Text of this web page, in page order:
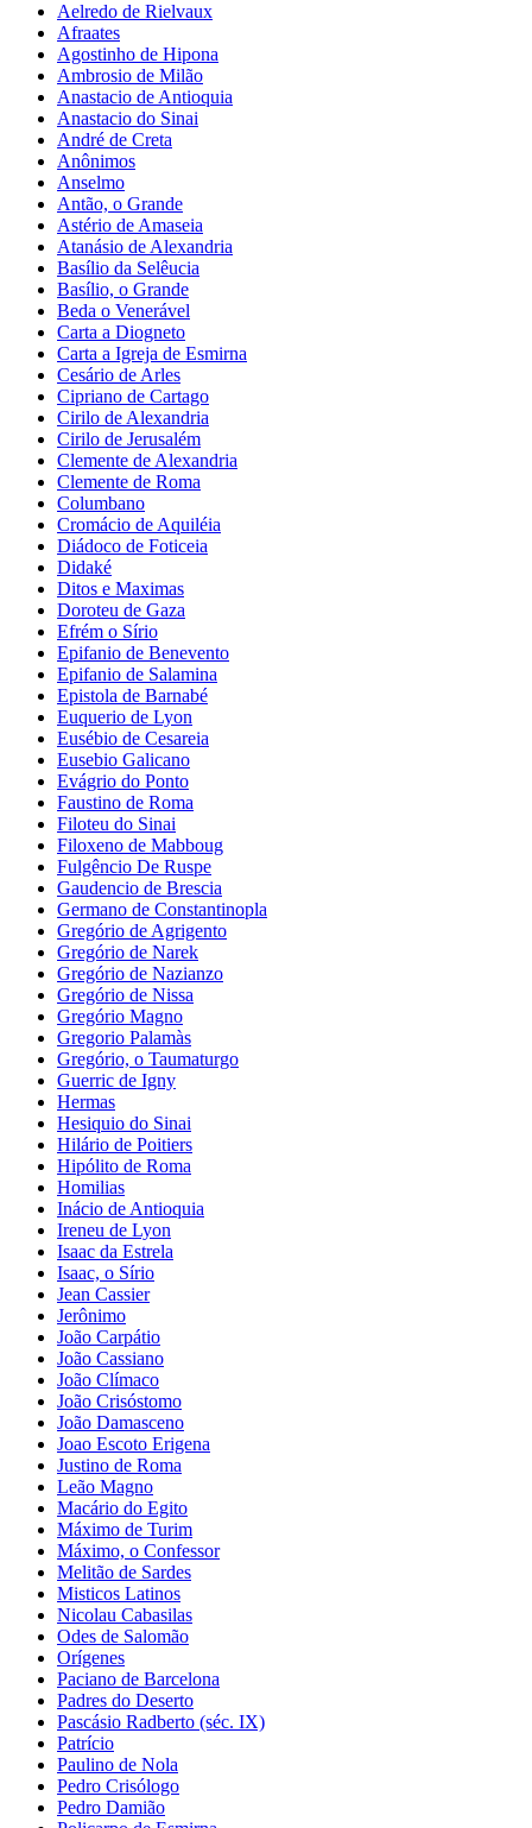
Aelredo de Rielvaux
Afraates
Agostinho de Hipona
Ambrosio de Milão
Anastacio de Antioquia
Anastacio do Sinai
André de Creta
Anônimos
Anselmo
Antão, o Grande
Astério de Amaseia
Atanásio de Alexandria
Basílio da Selêucia
Basílio, o Grande
Beda o Venerável
Carta a Diogneto
Carta a Igreja de Esmirna
Cesário de Arles
Cipriano de Cartago
Cirilo de Alexandria
Cirilo de Jerusalém
Clemente de Alexandria
Clemente de Roma
Columbano
Cromácio de Aquiléia
Diádoco de Foticeia
Didaké
Ditos e Maximas
Doroteu de Gaza
Efrém o Sírio
Epifanio de Benevento
Epifanio de Salamina
Epistola de Barnabé
Euquerio de Lyon
Eusébio de Cesareia
Eusebio Galicano
Evágrio do Ponto
Faustino de Roma
Filoteu do Sinai
Filoxeno de Mabboug
Fulgêncio De Ruspe
Gaudencio de Brescia
Germano de Constantinopla
Gregório de Agrigento
Gregório de Narek
Gregório de Nazianzo
Gregório de Nissa
Gregório Magno
Gregorio Palamàs
Gregório, o Taumaturgo
Guerric de Igny
Hermas
Hesiquio do Sinai
Hilário de Poitiers
Hipólito de Roma
Homilias
Inácio de Antioquia
Ireneu de Lyon
Isaac da Estrela
Isaac, o Sírio
Jean Cassier
Jerônimo
João Carpátio
João Cassiano
João Clímaco
João Crisóstomo
João Damasceno
Joao Escoto Erigena
Justino de Roma
Leão Magno
Macário do Egito
Máximo de Turim
Máximo, o Confessor
Melitão de Sardes
Misticos Latinos
Nicolau Cabasilas
Odes de Salomão
Orígenes
Paciano de Barcelona
Padres do Deserto
Pascásio Radberto (séc. IX)
Patrício
Paulino de Nola
Pedro Crisólogo
Pedro Damião